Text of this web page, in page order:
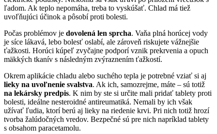
ľadom. Ak teplo nepomáha, treba to vyskúšať. Chlad má tiež
uvoľňujúci účinok a pôsobí proti bolesti.
Počas problémov je dovolená len sprcha. Vaňa plná horúcej vody
je síce lákavá, lebo bolesť oslabí, ale zároveň riskujete vážnejšie
ťažkosti. Horúci kúpeľ zvyčajne podporí vznik prekrvenia a opuch
mäkkých tkanív s následným zvýraznením ťažkostí.
Okrem aplikácie chladu alebo suchého tepla je potrebné vziať si aj
lieky na uvoľnenie svalstva. Ak ich, samozrejme, máte – sú totiž
na lekársky predpis. K nim by ste si určite mali pridať tablety proti
bolesti, ideálne nesteroidné antireumatiká. Nemali by ich však
užívať ľudia, ktorí berú aj lieky na riedenie krvi. Pri nich totiž hrozí
tvorba žalúdočných vredov. Bezpečné sú pre nich napríklad tablety
s obsahom paracetamolu.